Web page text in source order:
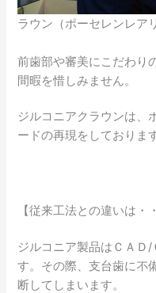
ラウン（ポーセレンレア
前歯部や審美にこだわり
間暇を惜しみません。
ジルコニアクラウンは、
ードの再現をしておりま
【従来工法との違いは・
ジルコニア製品はＣＡＤ
す。その際、支台歯に不
断してしまいます。